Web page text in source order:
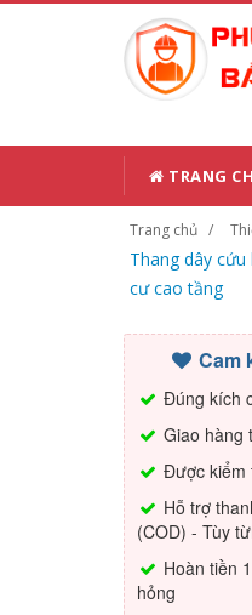
TRANG
Trang chủ
Thang dây
cư cao tầng
Cam
Đúng kích
Giao hàng
Được kiểm
Hỗ trợ
(COD) - Tùy
Hoàn tiền
hỏng